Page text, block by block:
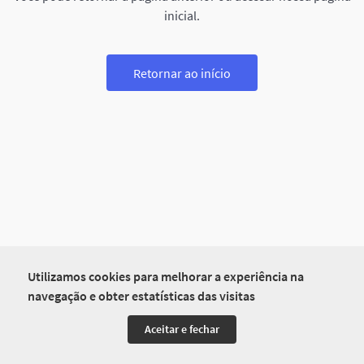
Utilizamos cookies para melhorar a experiência na
navegação e obter estatísticas das visitas
Aceitar e fechar
inicial.
Retornar ao início